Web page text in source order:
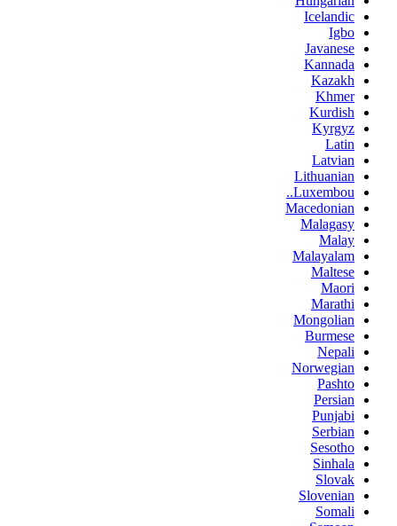
Icelandic
Igbo
Javanese
Kannada
Kazakh
Khmer
Kurdish
Kyrgyz
Latin
Latvian
Lithuanian
Luxembou..
Macedonian
Malagasy
Malay
Malayalam
Maltese
Maori
Marathi
Mongolian
Burmese
Nepali
Norwegian
Pashto
Persian
Punjabi
Serbian
Sesotho
Sinhala
Slovak
Slovenian
Somali